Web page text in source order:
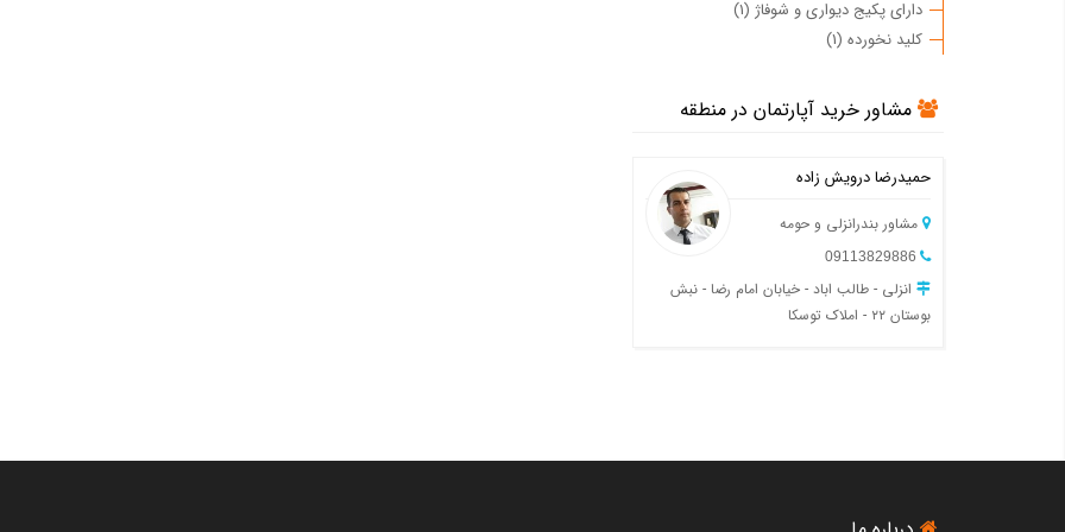
دارای پکیج دیواری و شوفاژ (1)
کلید نخورده (1)
مشاور خرید آپارتمان در منطقه
حمیدرضا درویش زاده
مشاور بندرانزلی و حومه
انزلی - طالب اباد - خیابان امام رضا - نبش
بوستان ۲۲ - املاک توسکا